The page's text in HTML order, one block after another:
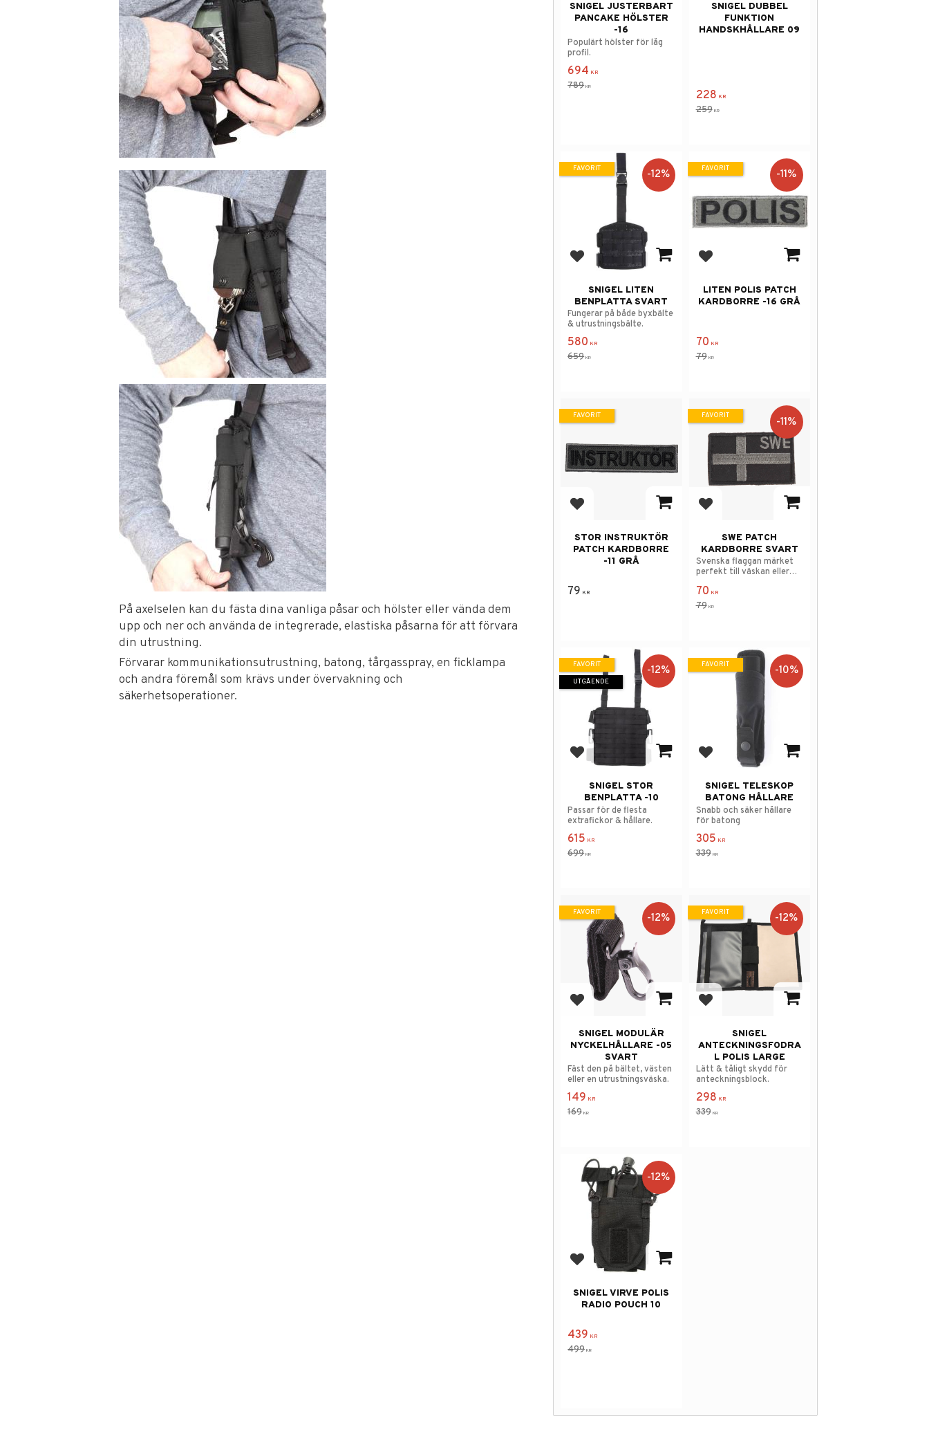
På axelselen kan du fästa dina vanliga påsar och hölster eller vända dem
upp och ner och använda de integrerade, elastiska påsarna för att förvara
din utrustning.
Förvarar kommunikationsutrustning, batong, tårgasspray, en ficklampa
och andra föremål som krävs under övervakning och
säkerhetsoperationer.
SNIGEL JUSTERBART
PANCAKE HÖLSTER
-16
Populärt hölster för låg
profil.
694 KR
789KR
SNIGEL DUBBEL
FUNKTION
HANDSKHÅLLARE 09
228 KR
259KR
Lägg till i favoriter
SNIGEL LITEN
BENPLATTA SVART
Fungerar på både byxbälte
& utrustningsbälte.
580 KR
659KR
12%
FAVORIT
Lägg till i favoriter
LITEN POLIS PATCH
KARDBORRE -16 GRÅ
70 KR
79KR
11%
FAVORIT
Lägg till i favoriter
STOR INSTRUKTÖR
PATCH KARDBORRE
-11 GRÅ
79 KR
FAVORIT
Lägg till i favoriter
SWE PATCH
KARDBORRE SVART
Svenska flaggan märket
perfekt till väskan eller
70 KR
79KR
11%
FAVORIT
Lägg till i favoriter
SNIGEL STOR
BENPLATTA -10
Passar för de flesta
extrafickor & hållare.
615 KR
699KR
12%
FAVORIT
UTGÅENDE
Lägg till i favoriter
SNIGEL TELESKOP
BATONG HÅLLARE
Snabb och säker hållare
för batong
305 KR
339KR
10%
FAVORIT
Lägg till i favoriter
SNIGEL MODULÄR
NYCKELHÅLLARE -05
SVART
Fäst den på bältet, västen
eller en utrustningsväska.
149 KR
169KR
12%
FAVORIT
Lägg till i favoriter
SNIGEL
ANTECKNINGSFODRA
L POLIS LARGE
Lätt & tåligt skydd för
anteckningsblock.
298 KR
339KR
12%
FAVORIT
Lägg till i favoriter
SNIGEL VIRVE POLIS
RADIO POUCH 10
439 KR
499KR
12%